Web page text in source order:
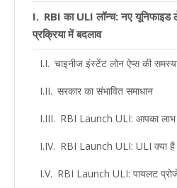
RBI का ULI लॉन्च: नए
प्रक्रिया में बदलाव
चाइनीज इंस्टेंट लोन ऐप्स की
सरकार का संभावित समाधान
RBI Launch ULI: आपका लाभ
RBI Launch ULI: ULI क्या
RBI Launch ULI: पायलट